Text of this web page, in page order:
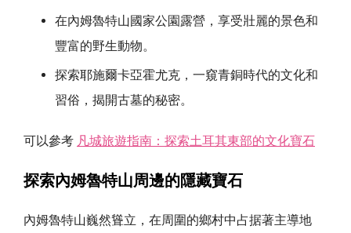
在內姆魯特山國家公園露營，享受壯麗的景色和
豐富的野生動物。
探索耶施爾卡亞霍尤克，一窺青銅時代的文化和
習俗，揭開古墓的秘密。
可以參考 凡城旅遊指南：探索土耳其東部的文化寶石
探索內姆魯特山周邊的隱藏寶石
內姆魯特山巍然聳立，在周圍的鄉村中占据著主導地